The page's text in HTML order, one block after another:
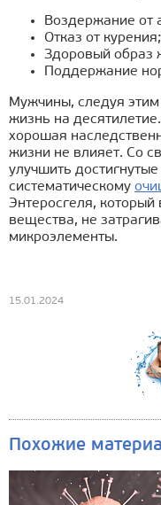
Воздержание от
Отказ от курения;
Здоровый образ
Поддержание
Мужчины, следуя
жизнь на
хорошая
жизни не влияет. Со
улучшить
систематическому
Энтеросгеля,
вещества, не
микроэлементы.
15.01.2024
Похожие